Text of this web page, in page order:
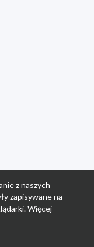
z naszych
zapisywane na
Więcej